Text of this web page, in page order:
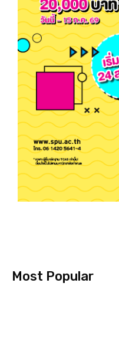
Most Popular